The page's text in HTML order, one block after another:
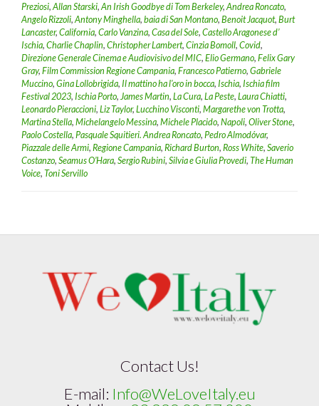
Preziosi, Allan Starski, An Irish Goodbye di Tom Berkeley, Andrea Roncato,
Angelo Rizzoli, Antony Minghella, baia di San Montano, Benoit Jacquot, Burt
Lancaster, California, Carlo Vanzina, Casa del Sole, Castello Aragonese d’
Ischia, Charlie Chaplin, Christopher Lambert, Cinzia Bomoll, Covid,
Direzione Generale Cinema e Audiovisivo del MIC, Elio Germano, Felix Gary
Gray, Film Commission Regione Campania, Francesco Patierno, Gabriele
Muccino, Gina Lollobrigida, Il mattino ha l'oro in bocca, Ischia, Ischia film
Festival 2023, Ischia Porto, James Martin, La Cura, La Peste, Laura Chiatti,
Leonardo Pieraccioni, Liz Taylor, Lucchino Visconti, Margarethe von Trotta,
Martina Stella, Michelangelo Messina, Michele Placido, Napoli, Oliver Stone,
Paolo Costella, Pasquale Squitieri. Andrea Roncato, Pedro Almodóvar,
Piazzale delle Armi, Regione Campania, Richard Burton, Ross White, Saverio
Costanzo, Seamus O’Hara, Sergio Rubini, Silvia e Giulia Provedi, The Human
Voice, Toni Servillo
Contact Us!
E-mail: Info@WeLoveItaly.eu